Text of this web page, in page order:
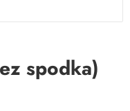
spodka)